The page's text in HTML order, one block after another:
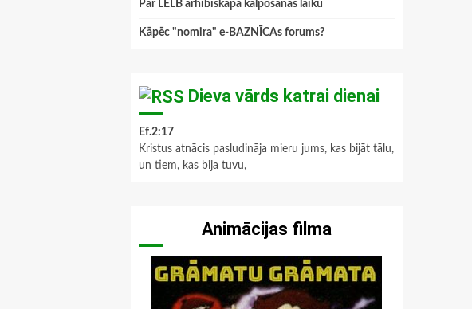
Par LELB arhibīskapa kalpošanas laiku
Kāpēc "nomira" e-BAZNĪCAs forums?
Dieva vārds katrai dienai
Ef.2:17
Kristus atnācis pasludināja mieru jums, kas bijāt tālu,
un tiem, kas bija tuvu,
Animācijas filma